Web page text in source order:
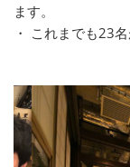
ます。
・ これまでも23